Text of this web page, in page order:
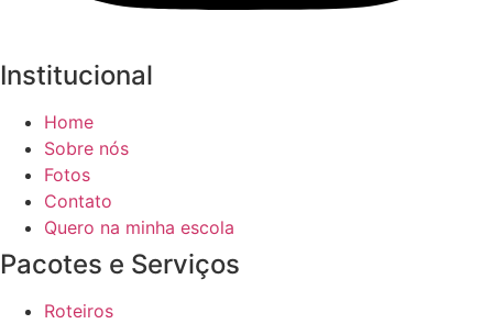
Institucional
Home
Sobre nós
Fotos
Contato
Quero na minha escola
Pacotes e Serviços
Roteiros